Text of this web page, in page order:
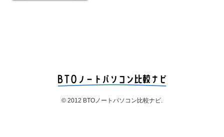
© 2012 BTOノートパソコン比較ナビ.